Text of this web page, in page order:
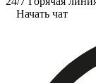
Начать чат